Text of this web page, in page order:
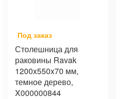
Под заказ
Столешница для
раковины Ravak
1200x550x70 мм,
темное дерево,
X000000844